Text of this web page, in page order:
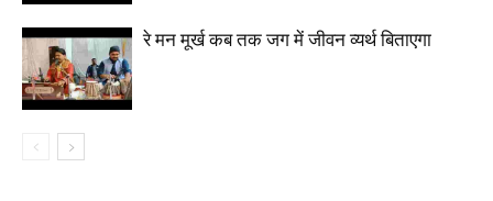
रे मन मूर्ख कब तक जग में जीवन व्यर्थ बिताएगा